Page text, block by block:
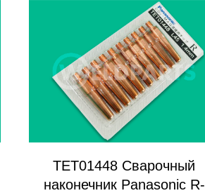
TET01448 Сварочный
наконечник Panasonic R-